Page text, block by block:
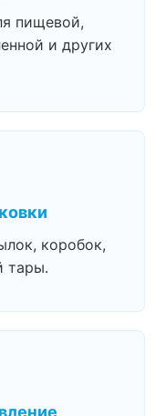
пищевой,
и других
коробок,
тары.